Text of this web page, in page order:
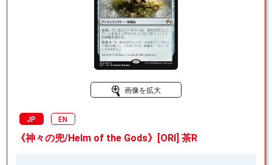
画像を拡大
JP EN
《神々の兜/Helm of the Gods》[ORI] 茶R